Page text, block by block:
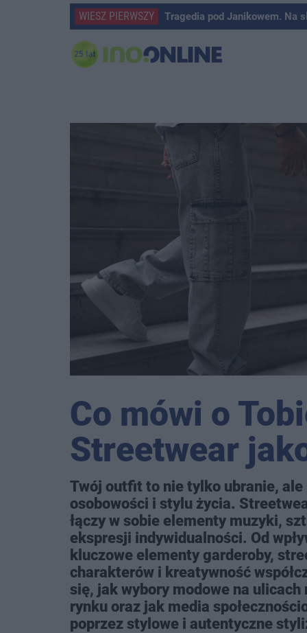
WIESZ PIERWSZY Tragedia pod Janikowem. Na
Co mówi o
Streetwear
Twój outfit to nie tylko ubranie,
osobowości i stylu życia.
łączy w sobie elementy muzyki,
ekspresji indywidualności. Od
kluczowe elementy garderoby,
charakterów i kreatywność
się, jak wybory modowe na
rynku oraz jak media
poprzez stylowe i autentyczne